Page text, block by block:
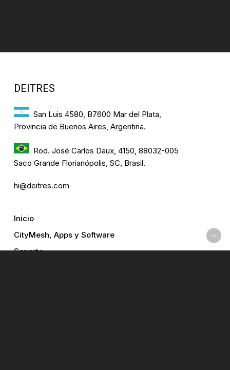
DEITRES
San Luis 4580, B7600 Mar del Plata,
Provincia de Buenos Aires, Argentina.
Rod. José Carlos Daux, 4150, 88032-005
Saco Grande Florianópolis, SC, Brasil.
hi@deitres.com
Inicio
CityMesh, Apps y Software
Soporte